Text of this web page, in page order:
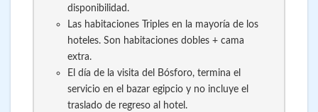
disponibilidad.
Las habitaciones Triples en la mayoría de los
hoteles. Son habitaciones dobles + cama
extra.
El día de la visita del Bósforo, termina el
servicio en el bazar egipcio y no incluye el
traslado de regreso al hotel.